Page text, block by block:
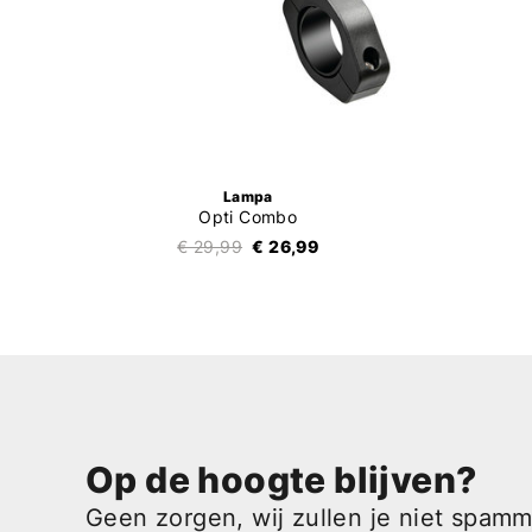
Lampa
Opti Combo
€ 29,99 € 26,99
Op de hoogte blijven?
Geen zorgen, wij zullen je niet